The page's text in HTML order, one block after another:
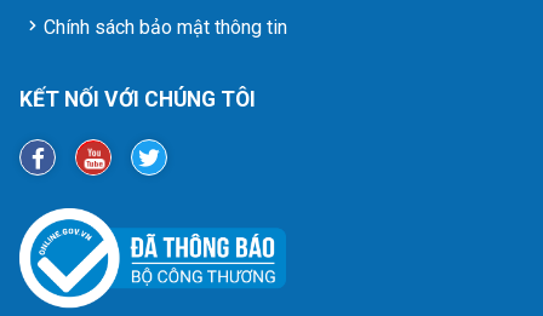
Chính sách bảo mật thông tin
KẾT NỐI VỚI CHÚNG TÔI